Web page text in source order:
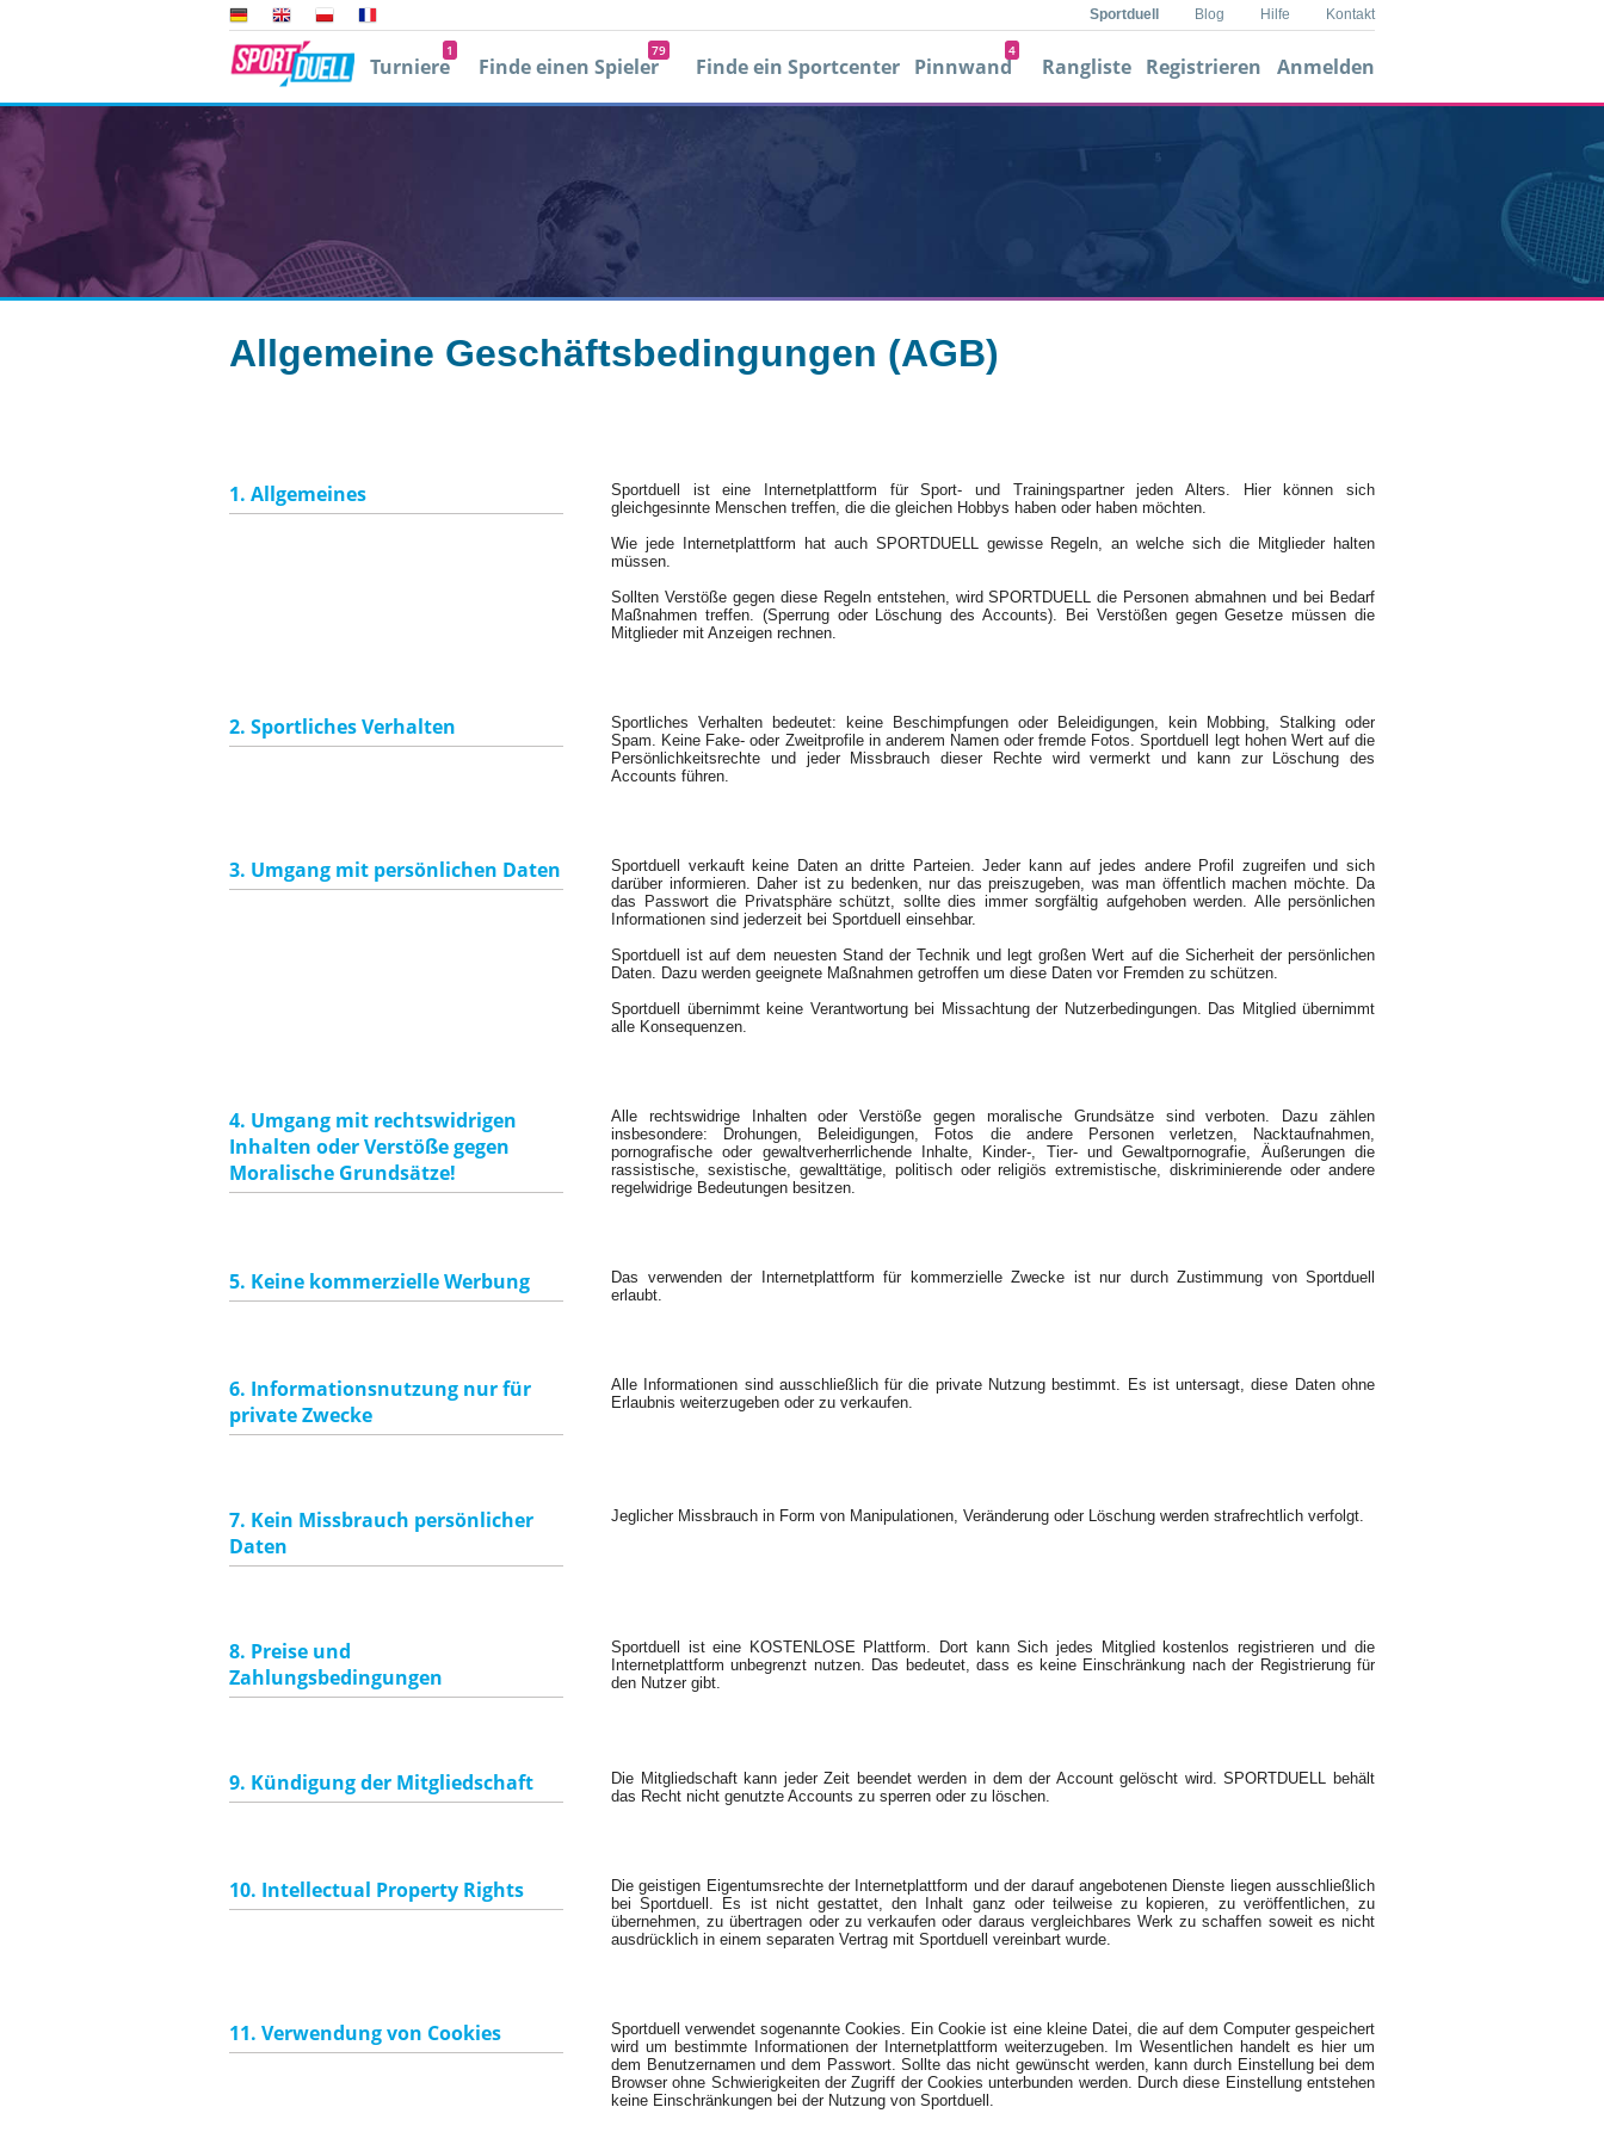
Sportduell Blog Hilfe Kontakt
Turniere
1
Finde einen Spieler
79
Finde ein Sportcenter Pinnwand
4
Rangliste Registrieren Anmelden
Allgemeine Geschäftsbedingungen‎ (AGB)
1. Allgemeines
Sportduell ist eine Internetplattform für Sport- und Trainingspartner jeden Alters. Hier können sich
gleichgesinnte Menschen treffen, die die gleichen Hobbys haben oder haben möchten.
Wie jede Internetplattform hat auch SPORTDUELL gewisse Regeln, an welche sich die Mitglieder halten
müssen.
Sollten Verstöße gegen diese Regeln entstehen, wird SPORTDUELL die Personen abmahnen und bei Bedarf
Maßnahmen treffen. (Sperrung oder Löschung des Accounts). Bei Verstößen gegen Gesetze müssen die
Mitglieder mit Anzeigen rechnen.
2. Sportliches Verhalten
Sportliches Verhalten bedeutet: keine Beschimpfungen oder Beleidigungen, kein Mobbing, Stalking oder
Spam. Keine Fake- oder Zweitprofile in anderem Namen oder fremde Fotos. Sportduell legt hohen Wert auf die
Persönlichkeitsrechte und jeder Missbrauch dieser Rechte wird vermerkt und kann zur Löschung des
Accounts führen.
3. Umgang mit persönlichen Daten
Sportduell verkauft keine Daten an dritte Parteien. Jeder kann auf jedes andere Profil zugreifen und sich
darüber informieren. Daher ist zu bedenken, nur das preiszugeben, was man öffentlich machen möchte. Da
das Passwort die Privatsphäre schützt, sollte dies immer sorgfältig aufgehoben werden. Alle persönlichen
Informationen sind jederzeit bei Sportduell einsehbar.
Sportduell ist auf dem neuesten Stand der Technik und legt großen Wert auf die Sicherheit der persönlichen
Daten. Dazu werden geeignete Maßnahmen getroffen um diese Daten vor Fremden zu schützen.
Sportduell übernimmt keine Verantwortung bei Missachtung der Nutzerbedingungen. Das Mitglied übernimmt
alle Konsequenzen.
4. Umgang mit rechtswidrigen
Inhalten oder Verstöße gegen
Moralische Grundsätze!
Alle rechtswidrige Inhalten oder Verstöße gegen moralische Grundsätze sind verboten. Dazu zählen
insbesondere: Drohungen, Beleidigungen, Fotos die andere Personen verletzen, Nacktaufnahmen,
pornografische oder gewaltverherrlichende Inhalte, Kinder-, Tier- und Gewaltpornografie, Äußerungen die
rassistische, sexistische, gewalttätige, politisch oder religiös extremistische, diskriminierende oder andere
regelwidrige Bedeutungen besitzen.
5. Keine kommerzielle Werbung
Das verwenden der Internetplattform für kommerzielle Zwecke ist nur durch Zustimmung von Sportduell
erlaubt.
6. Informationsnutzung nur für
private Zwecke
Alle Informationen sind ausschließlich für die private Nutzung bestimmt. Es ist untersagt, diese Daten ohne
Erlaubnis weiterzugeben oder zu verkaufen.
7. Kein Missbrauch persönlicher
Daten
Jeglicher Missbrauch in Form von Manipulationen, Veränderung oder Löschung werden strafrechtlich verfolgt.
8. Preise und
Zahlungsbedingungen
Sportduell ist eine KOSTENLOSE Plattform. Dort kann Sich jedes Mitglied kostenlos registrieren und die
Internetplattform unbegrenzt nutzen. Das bedeutet, dass es keine Einschränkung nach der Registrierung für
den Nutzer gibt.
9. Kündigung der Mitgliedschaft
Die Mitgliedschaft kann jeder Zeit beendet werden in dem der Account gelöscht wird. SPORTDUELL behält
das Recht nicht genutzte Accounts zu sperren oder zu löschen.
10. Intellectual Property Rights
Die geistigen Eigentumsrechte der Internetplattform und der darauf angebotenen Dienste liegen ausschließlich
bei Sportduell. Es ist nicht gestattet, den Inhalt ganz oder teilweise zu kopieren, zu veröffentlichen, zu
übernehmen, zu übertragen oder zu verkaufen oder daraus vergleichbares Werk zu schaffen soweit es nicht
ausdrücklich in einem separaten Vertrag mit Sportduell vereinbart wurde.
11. Verwendung von Cookies
Sportduell verwendet sogenannte Cookies. Ein Cookie ist eine kleine Datei, die auf dem Computer gespeichert
wird um bestimmte Informationen der Internetplattform weiterzugeben. Im Wesentlichen handelt es hier um
dem Benutzernamen und dem Passwort. Sollte das nicht gewünscht werden, kann durch Einstellung bei dem
Browser ohne Schwierigkeiten der Zugriff der Cookies unterbunden werden. Durch diese Einstellung entstehen
keine Einschränkungen bei der Nutzung von Sportduell.
Player 2 0 0 Player 1
0 next-set-text 0
reset-set-points-text